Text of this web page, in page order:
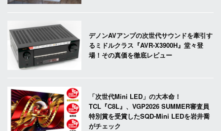
デノンAVアンプの次世代サウンドを牽引す
るミドルクラス『AVR-X3900H』堂々登
場！その真価を徹底レビュー
「次世代Mini LED」の大本命！
TCL『C8L』、VGP2026 SUMMER審査員
特別賞を受賞したSQD-Mini LEDを岩井喬
がチェック